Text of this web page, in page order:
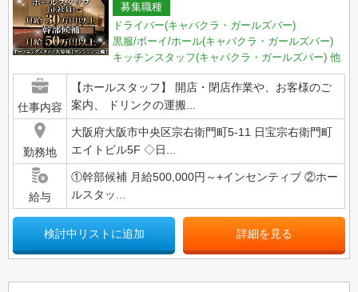
募集職種
ドライバー(キャバクラ・ガールズバー)
黒服/ボーイ/ホール(キャバクラ・ガールズバー)
キッチンスタッフ(キャバクラ・ガールズバー) 他
仕事内容
【ホールスタッフ】 開店・閉店作業や、お客様のご
案内、 ドリンクの運搬...
勤務地
大阪府大阪市中央区宗右衛門町5-11 日宝宗右衛門町
エイトビル5F ◇日...
給与
①幹部候補 月給500,000円～+インセンティブ ②ホー
ルスタッ...
検討中リストに追加 詳細を見る